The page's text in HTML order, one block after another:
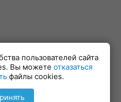
пользователей сайта
Вы можете отказаться
файлы cookies.